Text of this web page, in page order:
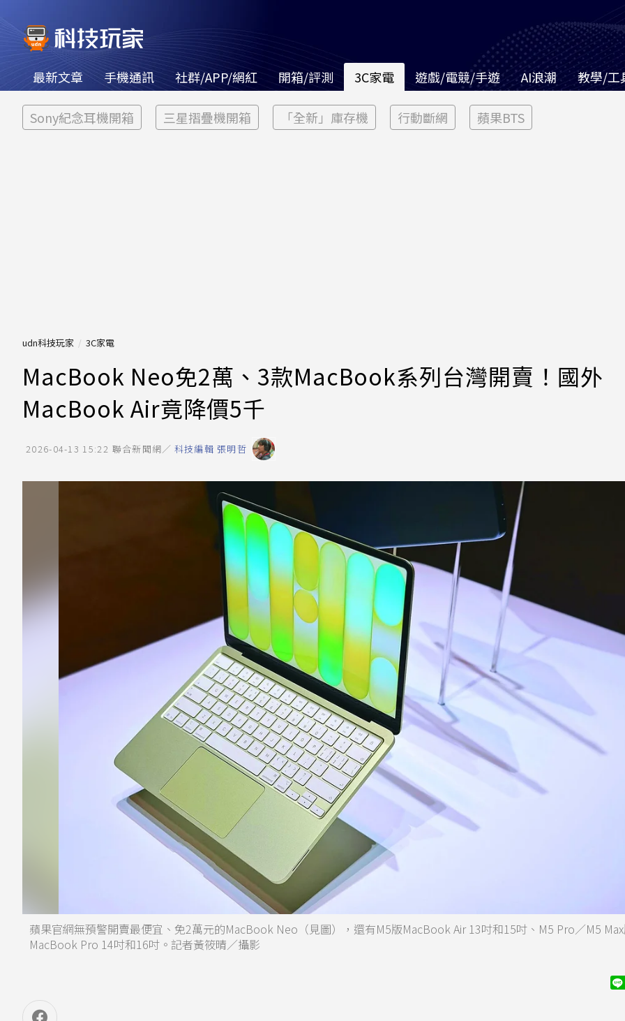
最新文章 手機通訊 社群/APP/網紅 開箱/評測 3C家電 遊戲/電競/手遊 AI浪潮 教學/工
Sony紀念耳機開箱 三星摺疊機開箱 「全新」庫存機 行動斷網 蘋果BTS
udn科技玩家 3C家電
MacBook Neo免2萬、3款MacBook系列台灣開賣！國外
MacBook Air竟降價5千
2026-04-13 15:22 聯合新聞網／ 科技編輯 張明哲
蘋果官網無預警開賣最便宜、免2萬元的MacBook Neo（見圖），還有M5版MacBook Air 13吋和15吋、M5 Pro／M5
MacBook Pro 14吋和16吋。記者黃筱晴／攝影